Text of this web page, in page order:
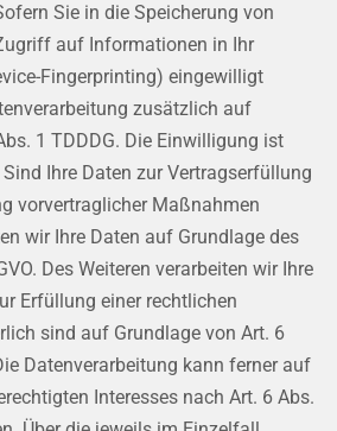
Sie in die Speicherung von
auf Informationen in Ihr
Fingerprinting) eingewilligt
zusätzlich auf
1 TDDDG. Die Einwilligung ist
Ihre Daten zur Vertragserfüllung
vorvertraglicher Maßnahmen
wir Ihre Daten auf Grundlage des
Des Weiteren verarbeiten wir Ihre
Erfüllung einer rechtlichen
sind auf Grundlage von Art. 6
Datenverarbeitung kann ferner auf
Interesses nach Art. 6 Abs.